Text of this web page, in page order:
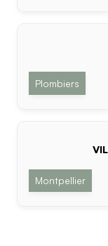
Plombiers
Montpellier